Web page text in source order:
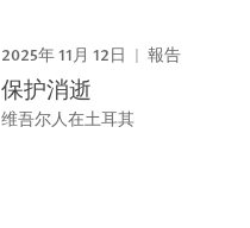
2025年 11月 12日 報告
保护消逝
维吾尔人在土耳其